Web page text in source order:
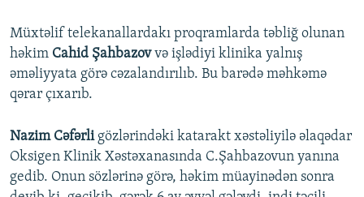
Müxtəlif telekanallardakı proqramlarda təbliğ olunan
həkim Cahid Şahbazovvə işlədiyi klinika yalnış
əməliyyata görə cəzalandırılıb. Bu barədə məhkəmə
qərar çıxarıb.
Nazim Cəfərligözlərindəki katarakt xəstəliyilə əlaqədar
Oksigen Klinik Xəstəxanasında C.Şahbazovun yanına
gedib. Onun sözlərinə görə, həkim müayinədən sonra